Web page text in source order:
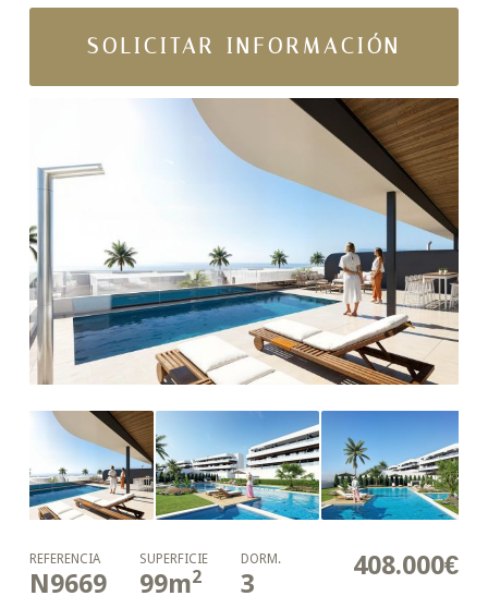
SOLICITAR INFORMACIÓN
408.000€
REFERENCIA
N9669
SUPERFICIE
99m2
DORM.
3